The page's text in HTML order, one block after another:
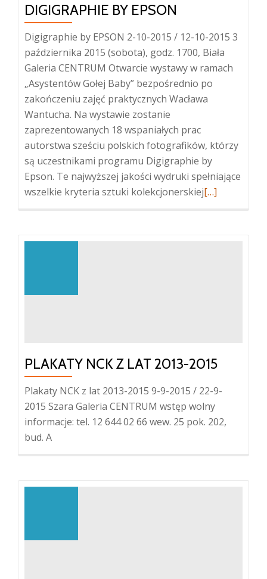
DIGIGRAPHIE BY EPSON
Digigraphie by EPSON 2-10-2015 / 12-10-2015 3
października 2015 (sobota), godz. 1700, Biała
Galeria CENTRUM Otwarcie wystawy w ramach
„Asystentów Gołej Baby” bezpośrednio po
zakończeniu zajęć praktycznych Wacława
Wantucha. Na wystawie zostanie
zaprezentowanych 18 wspaniałych prac
autorstwa sześciu polskich fotografików, którzy
są uczestnikami programu Digigraphie by
Epson. Te najwyższej jakości wydruki spełniające
wszelkie kryteria sztuki kolekcjonerskiejWięcej
[…]
PLAKATY NCK Z LAT 2013-2015
Plakaty NCK z lat 2013-2015 9-9-2015 / 22-9-
2015 Szara Galeria CENTRUM wstęp wolny
informacje: tel. 12 644 02 66 wew. 25 pok. 202,
bud. A